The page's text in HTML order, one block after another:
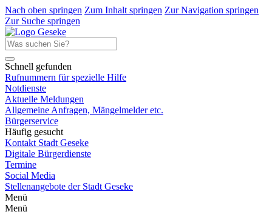
Nach oben springen Zum Inhalt springen Zur Navigation springen
Zur Suche springen
Schnell gefunden
Rufnummern für spezielle Hilfe
Notdienste
Aktuelle Meldungen
Allgemeine Anfragen, Mängelmelder etc.
Bürgerservice
Häufig gesucht
Kontakt Stadt Geseke
Digitale Bürgerdienste
Termine
Social Media
Stellenangebote der Stadt Geseke
Menü
Menü